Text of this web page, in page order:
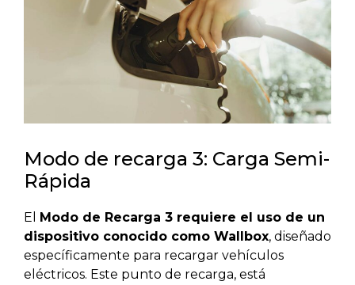
Modo de recarga 3: Carga Semi-
Rápida
El
Modo de Recarga 3 requiere el uso de un
dispositivo conocido como Wallbox, diseñado
específicamente para recargar vehículos
eléctricos. Este punto de recarga, está